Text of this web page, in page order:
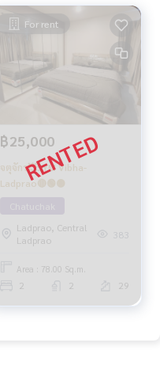
For rent
฿25,000
จตุจักร💥SYM Vibha-
Ladprao🔴🟢🟡
Ladprao, Central
Ladprao
383
Area : 78.00 Sq.m.
2 2 29